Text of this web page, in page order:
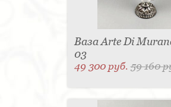
Ваза Arte Di
03
49 300 руб.59 160